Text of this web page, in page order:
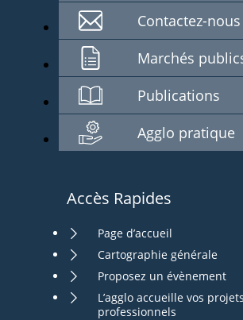
Contactez-nous
Marchés
Publications
Agglo pratique
Accès Rapides
Page d’accueil
Cartographie générale
Proposez un évènement
L’agglo accueille vos projets
professionnels